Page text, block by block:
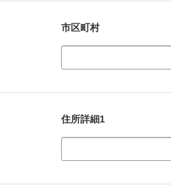
市区町村
住所詳細1